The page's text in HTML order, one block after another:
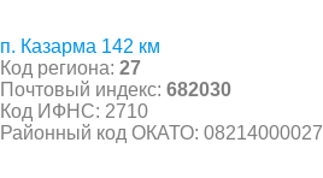
п. Казарма 142 км
Код региона: 27
Почтовый индекс: 682030
Код ИФНС: 2710
Районный код ОКАТО: 08214000027